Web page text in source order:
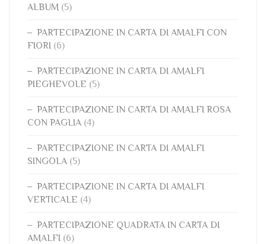
ALBUM (5)
PARTECIPAZIONE IN CARTA DI AMALFI CON
FIORI (6)
PARTECIPAZIONE IN CARTA DI AMALFI
PIEGHEVOLE (5)
PARTECIPAZIONE IN CARTA DI AMALFI ROSA
CON PAGLIA (4)
PARTECIPAZIONE IN CARTA DI AMALFI
SINGOLA (5)
PARTECIPAZIONE IN CARTA DI AMALFI
VERTICALE (4)
PARTECIPAZIONE QUADRATA IN CARTA DI
AMALFI (6)